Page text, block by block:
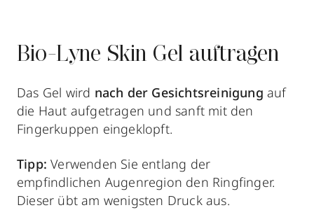
Bio-Lyne Skin Gel auftragen
Das Gel wird nach der Gesichtsreinigung auf
die Haut aufgetragen und sanft mit den
Fingerkuppen eingeklopft.
Tipp:Verwenden Sie entlang der
empfindlichen Augenregion den Ringfinger.
Dieser übt am wenigsten Druck aus.